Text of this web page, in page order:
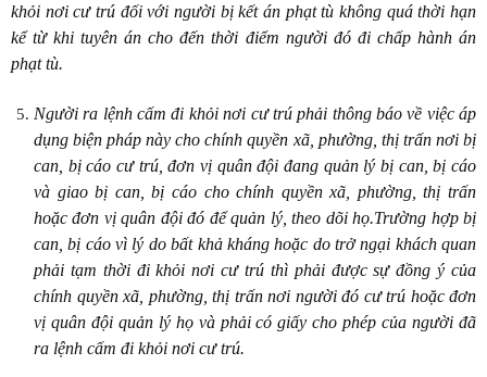
khỏi nơi cư trú đối với người bị kết án phạt tù không quá thời hạn
kể từ khi tuyên án cho đến thời điểm người đó đi chấp hành án
phạt tù.
Người ra lệnh cấm đi khỏi nơi cư trú phải thông báo về việc áp
dụng biện pháp này cho chính quyền xã, phường, thị trấn nơi bị
can, bị cáo cư trú, đơn vị quân đội đang quản lý bị can, bị cáo
và giao bị can, bị cáo cho chính quyền xã, phường, thị trấn
hoặc đơn vị quân đội đó để quản lý, theo dõi họ.Trường hợp bị
can, bị cáo vì lý do bất khả kháng hoặc do trở ngại khách quan
phải tạm thời đi khỏi nơi cư trú thì phải được sự đồng ý của
chính quyền xã, phường, thị trấn nơi người đó cư trú hoặc đơn
vị quân đội quản lý họ và phải có giấy cho phép của người đã
ra lệnh cấm đi khỏi nơi cư trú.